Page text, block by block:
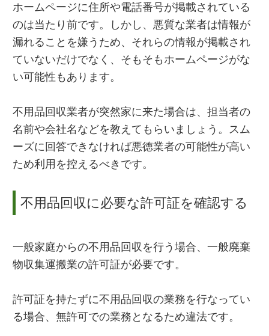
ホームページに住所や電話番号が掲載されている
のは当たり前です。しかし、悪質な業者は情報が
漏れることを嫌うため、それらの情報が掲載され
ていないだけでなく、そもそもホームページがな
い可能性もあります。
不用品回収業者が突然家に来た場合は、担当者の
名前や会社名などを教えてもらいましょう。スム
ーズに回答できなければ悪徳業者の可能性が高い
ため利用を控えるべきです。
不用品回収に必要な許可証を確認する
一般家庭からの不用品回収を行う場合、一般廃棄
物収集運搬業の許可証が必要です。
許可証を持たずに不用品回収の業務を行なってい
る場合、無許可での業務となるため違法です。